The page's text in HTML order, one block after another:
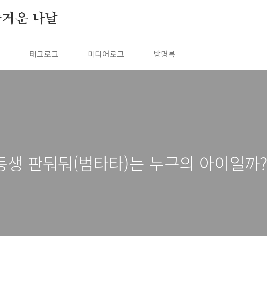
운 나날
태그로그 미디어로그 방명록
생 판둬둬(범타타)는 누구의 아이일까?